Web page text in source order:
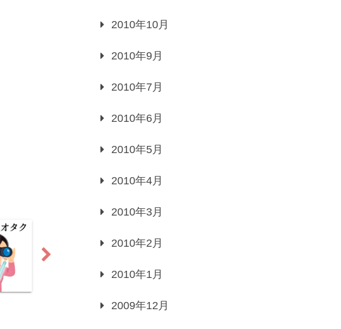
2010年10月
2010年9月
2010年7月
2010年6月
2010年5月
2010年4月
2010年3月
2010年2月
2010年1月
2009年12月